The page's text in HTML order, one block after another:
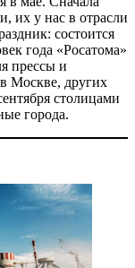
их у нас в отрасли
состоится
года «Росатома»
прессы и
Москве, других
столицами
города.